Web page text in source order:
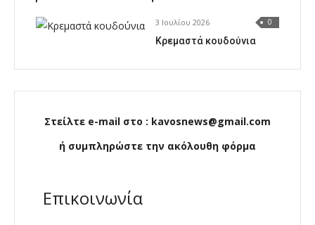
3 Ιουλίου 2026 0
Κρεμαστά κουδούνια
Στείλτε e-mail στο : kavosnews@gmail.com
ή συμπληρώστε την ακόλουθη φόρμα
Επικοινωνία